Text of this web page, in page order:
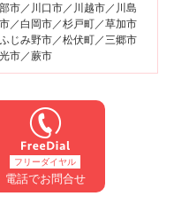
市／川口市／川越市／川島
／白岡市／杉戸町／草加市
じみ野市／松伏町／三郷市
市／蕨市
フリーダイヤル
電話でお問合せ